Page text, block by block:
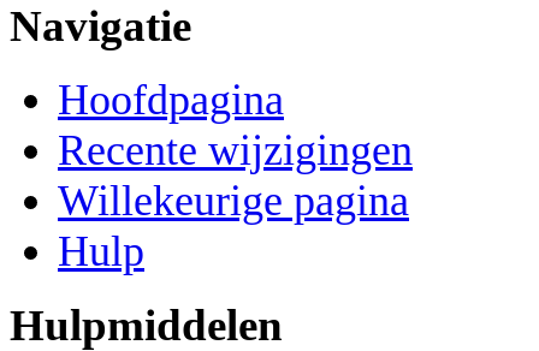
Navigatie
Hoofdpagina
Recente wijzigingen
Willekeurige pagina
Hulp
Hulpmiddelen